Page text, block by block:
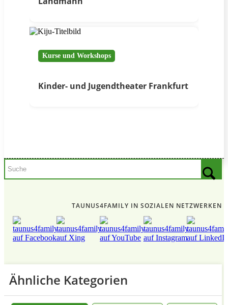
Kurse und Workshops
Kinder- und Jugendtheater Frankfurt
TAUNUS4FAMILY IN SOZIALEN NETZWERKEN
Ähnliche Kategorien